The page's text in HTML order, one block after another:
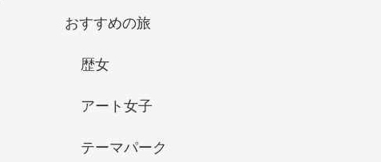
おすすめの旅
歴女
アート女子
テーマパーク